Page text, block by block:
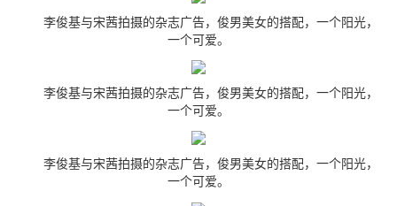
李俊基与宋茜拍摄的杂志广告，俊男美女的搭配，一个阳光，
一个可爱。
李俊基与宋茜拍摄的杂志广告，俊男美女的搭配，一个阳光，
一个可爱。
李俊基与宋茜拍摄的杂志广告，俊男美女的搭配，一个阳光，
一个可爱。